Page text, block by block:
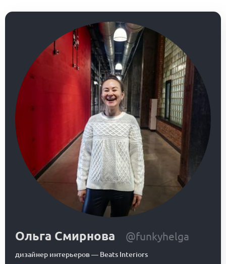
Ольга Смирнова @funkyhelga
дизайнер интерьеров— Beats Interiors